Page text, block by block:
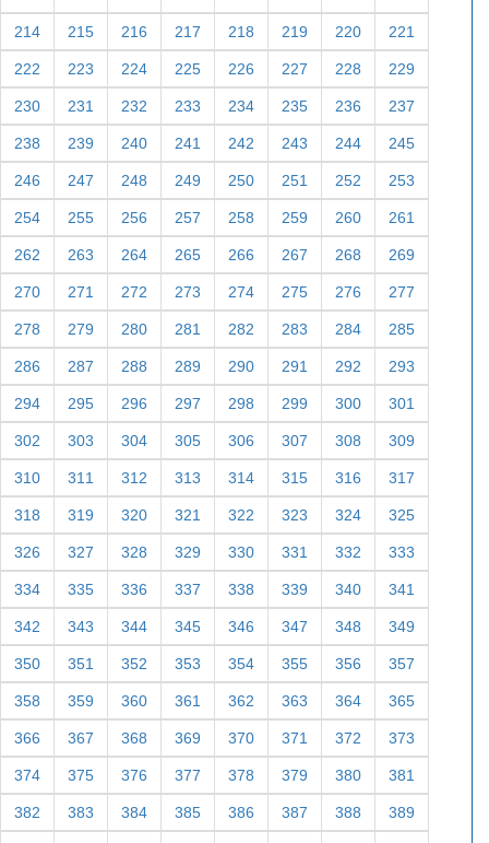
214 215 216 217 218 219 220 221
222 223 224 225 226 227 228 229
230 231 232 233 234 235 236 237
238 239 240 241 242 243 244 245
246 247 248 249 250 251 252 253
254 255 256 257 258 259 260 261
262 263 264 265 266 267 268 269
270 271 272 273 274 275 276 277
278 279 280 281 282 283 284 285
286 287 288 289 290 291 292 293
294 295 296 297 298 299 300 301
302 303 304 305 306 307 308 309
310 311 312 313 314 315 316 317
318 319 320 321 322 323 324 325
326 327 328 329 330 331 332 333
334 335 336 337 338 339 340 341
342 343 344 345 346 347 348 349
350 351 352 353 354 355 356 357
358 359 360 361 362 363 364 365
366 367 368 369 370 371 372 373
374 375 376 377 378 379 380 381
382 383 384 385 386 387 388 389